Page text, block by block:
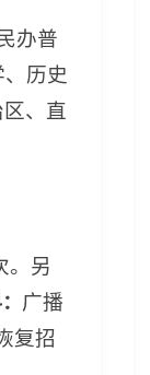
办普
历史
、直
。另
广播
复招